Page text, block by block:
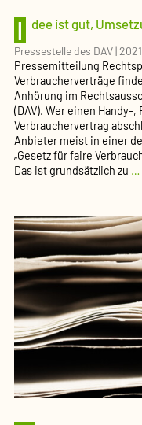
I dee ist gut,
Pressestelle des DAV|
Pressemitteilung
Verbraucherverträge
Anhörung im
(DAV). Wer einen Handy-
Verbrauchervertrag
Anbieter meist in einer
„Gesetz für faire
Das ist grundsätzlich zu …